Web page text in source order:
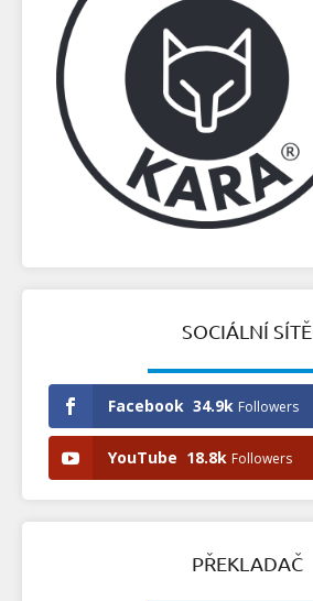
SOCIÁLNÍ SÍTĚ
Facebook 34.9k Followers
YouTube 18.8k Followers
PŘEKLADAČ